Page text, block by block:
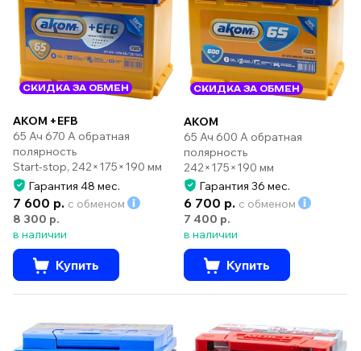
СКИДКА ЗА ОБМЕН
AKOM +EFB
65 Ач 670 А обратная
полярность
Start-stop, 242×175×190 мм
Гарантия 48 мес.
7 600 р. с обменом
8 300 р.
в наличии
Купить
СКИДКА ЗА ОБМЕН
AKOM
65 Ач 600 А обратная
полярность
242×175×190 мм
Гарантия 36 мес.
6 700 р. с обменом
7 400 р.
в наличии
Купить